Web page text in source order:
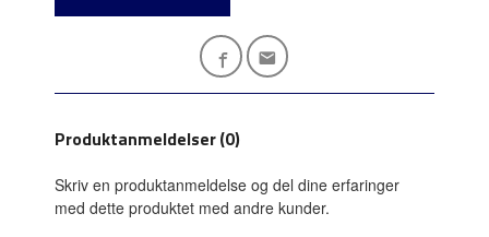
Produktanmeldelser (0)
Skriv en produktanmeldelse og del dine erfaringer
med dette produktet med andre kunder.